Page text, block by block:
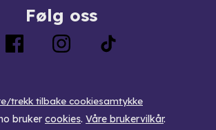
Følg oss
trekk tilbake cookiesamtykke
bruker cookies. Våre brukervilkår.